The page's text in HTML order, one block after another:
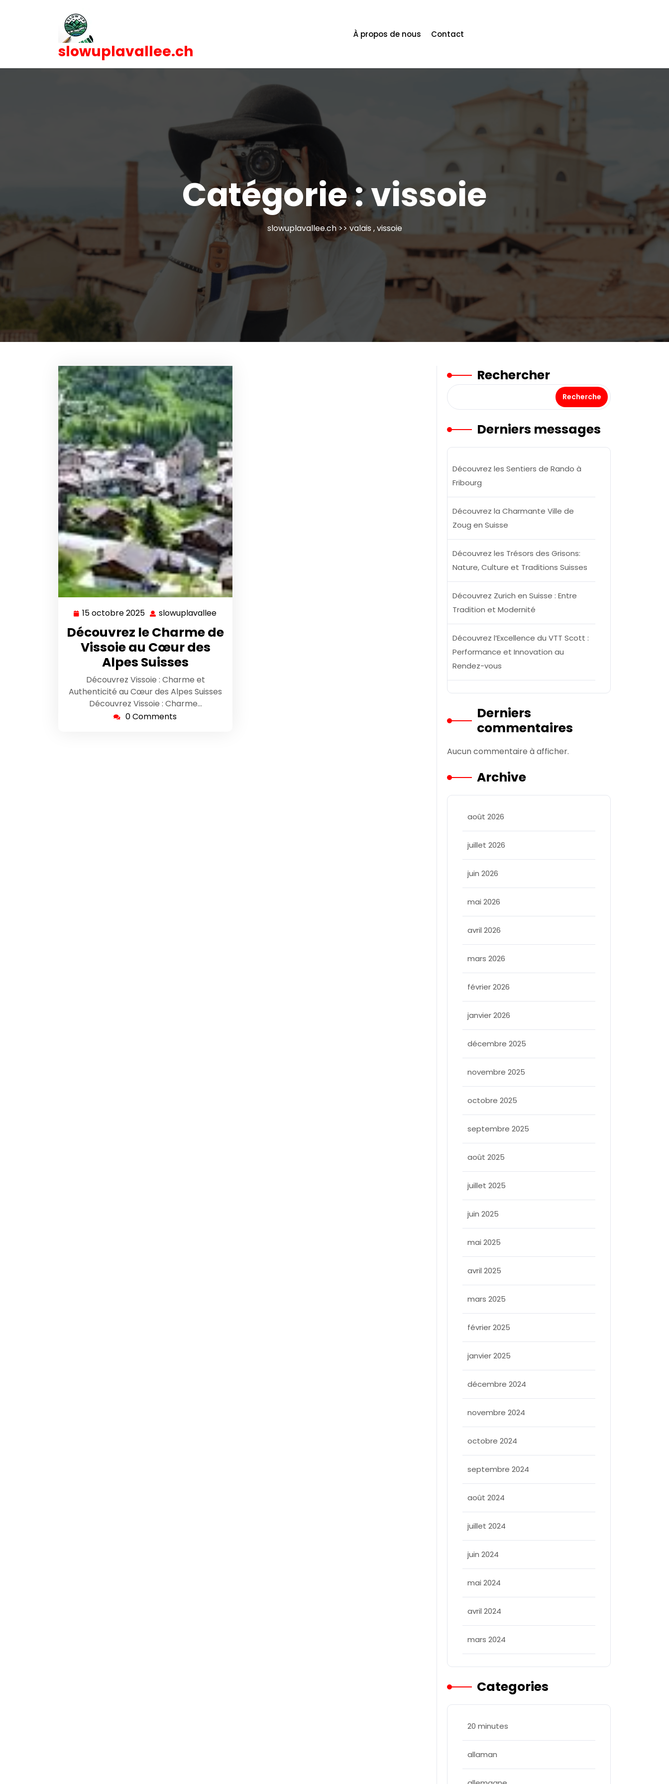
slowuplavallee.ch
À propos de nous Contact
Catégorie :vissoie
slowuplavallee.ch>>valais ,vissoie
15 octobre 2025 15
octobre
2025
slowuplavallee
Découvrez le Charme de
Vissoie au Cœur des
Alpes Suisses
Découvrez Vissoie : Charme et
Authenticité au Cœur des Alpes Suisses
Découvrez Vissoie : Charme…
0 Comments
Rechercher
Recherche
Derniers messages
Découvrez les Sentiers de Rando à
Fribourg
Découvrez la Charmante Ville de
Zoug en Suisse
Découvrez les Trésors des Grisons:
Nature, Culture et Traditions Suisses
Découvrez Zurich en Suisse : Entre
Tradition et Modernité
Découvrez l’Excellence du VTT Scott :
Performance et Innovation au
Rendez-vous
Derniers
commentaires
Aucun commentaire à afficher.
Archive
août 2026
juillet 2026
juin 2026
mai 2026
avril 2026
mars 2026
février 2026
janvier 2026
décembre 2025
novembre 2025
octobre 2025
septembre 2025
août 2025
juillet 2025
juin 2025
mai 2025
avril 2025
mars 2025
février 2025
janvier 2025
décembre 2024
novembre 2024
octobre 2024
septembre 2024
août 2024
juillet 2024
juin 2024
mai 2024
avril 2024
mars 2024
Categories
20 minutes
allaman